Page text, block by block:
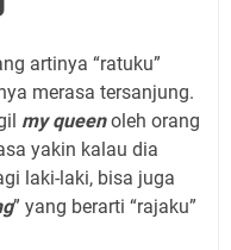
artinya “ratuku”
merasa tersanjung.
my queenoleh orang
yakin kalau dia
laki-laki, bisa juga
” yang berarti “rajaku”